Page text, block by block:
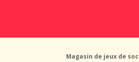
Magasin de jeux de